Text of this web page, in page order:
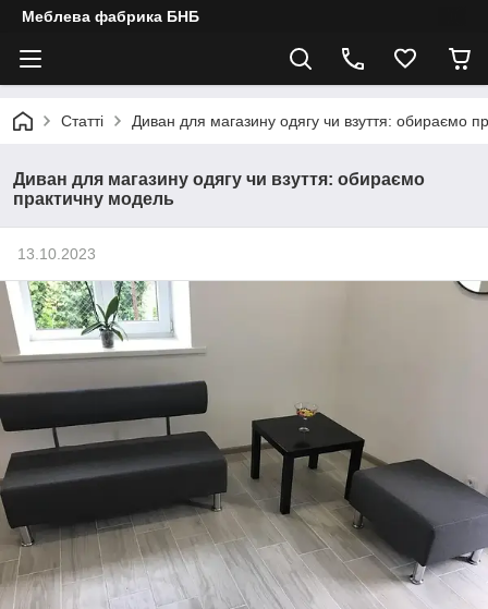
Меблева фабрика БНБ
Статті Диван для магазину одягу чи взуття: обираємо
Диван для магазину одягу чи взуття: обираємо
практичну модель
13.10.2023